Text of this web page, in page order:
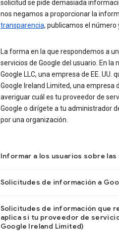
solicitud se pide demasiada
nos negamos a proporcionar la
transparencia, publicamos el número
La forma en la que respondemos a
servicios de Google del usuario. En
Google LLC, una empresa de EE. UU.
Google Ireland Limited, una empresa
averiguar cuál es tu proveedor de
Google o dirígete a tu administrador
por una organización.
Informar a los usuarios sobre
Solicitudes de información a
Solicitudes de información que
aplica si tu proveedor de
Google Ireland Limited)